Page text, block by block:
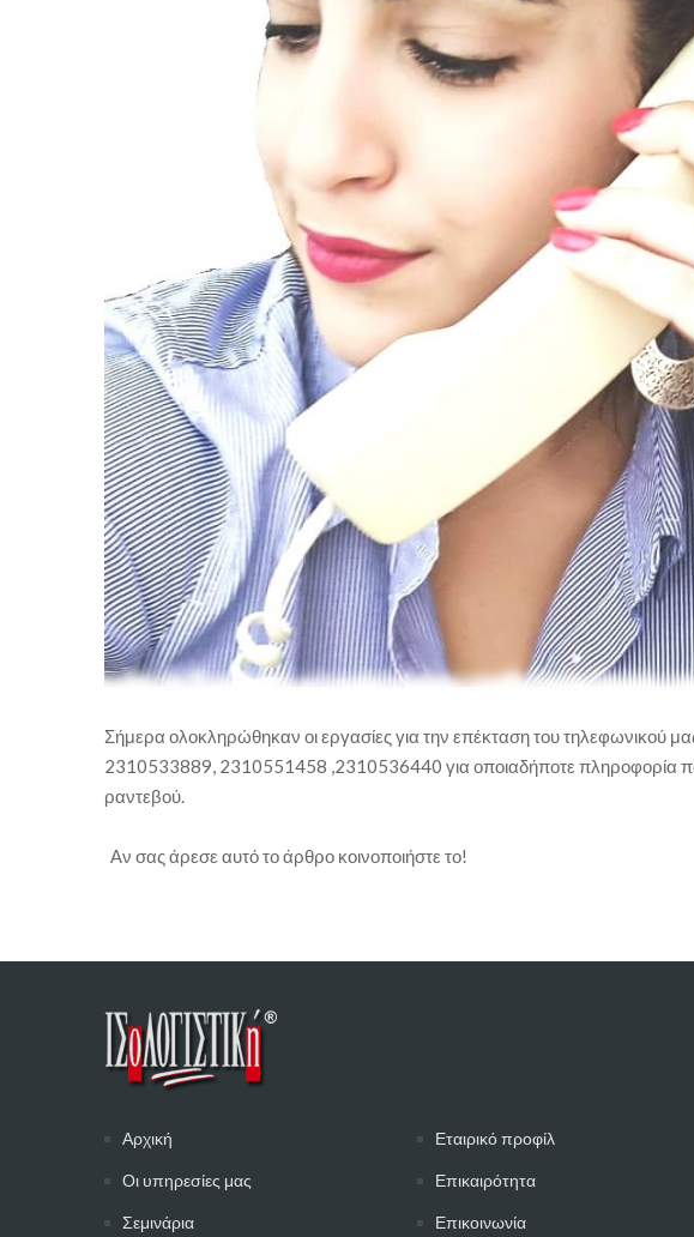
Σήμερα ολοκληρώθηκαν οι εργασίες για την επέκταση του τηλεφωνικού
2310533889, 2310551458 ,2310536440 για οποιαδήποτε πληροφορία
ραντεβού.
Αν σας άρεσε αυτό το άρθρο κοινοποιήστε το!
Αρχική Εταιρικό προφίλ
Οι υπηρεσίες μας Επικαιρότητα
Σεμινάρια Επικοινωνία